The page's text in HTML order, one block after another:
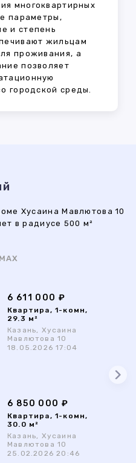
многоквартирных
параметры,
и степень
жильцам
проживания, а
позволяет
городской среды.
Хусаина Мавлютова 10
в радиусе 500 м²
6 611 000 ₽
Квартира, 1-комн,
29.3 м²
Казань, Хусаина
Мавлютова 10
18.05.2026 17:04
6 850 000 ₽
Квартира, 1-комн,
30.0 м²
Казань, Хусаина
Мавлютова 10
25.02.2026 20:46